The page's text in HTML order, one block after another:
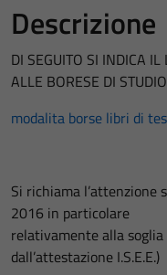
Descrizione
DI SEGUITO SI INDICA
ALLE BORESE DI
modalita borse libri di
Si richiama l’attenzione
2016 in particolare
relativamente alla
dall’attestazione I.S.E.E.)